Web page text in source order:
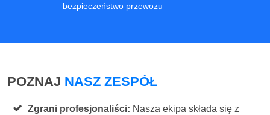
bezpieczeństwo przewozu
POZNAJ NASZ ZESPÓŁ
Zgrani profesjonaliści: Nasza ekipa składa się z